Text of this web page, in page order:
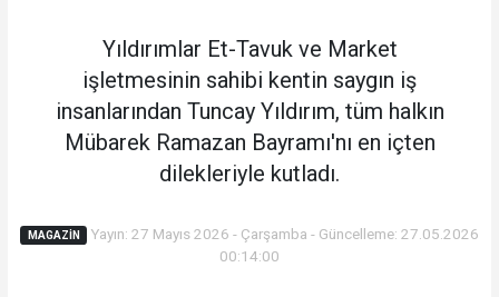
Yıldırımlar Et-Tavuk ve Market
işletmesinin sahibi kentin saygın iş
insanlarından Tuncay Yıldırım, tüm halkın
Mübarek Ramazan Bayramı'nı en içten
dilekleriyle kutladı.
MAGAZİN
Yayın: 27 Mayıs 2026 - Çarşamba - Güncelleme: 27.05.2026
00:14:00